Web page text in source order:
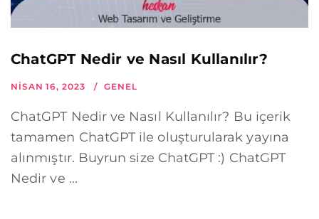
ChatGPT Nedir ve Nasıl Kullanılır?
NISAN 16, 2023 GENEL
ChatGPT Nedir ve Nasıl Kullanılır? Bu içerik
tamamen ChatGPT ile oluşturularak yayına
alınmıştır. Buyrun size ChatGPT :) ChatGPT
Nedir ve ...